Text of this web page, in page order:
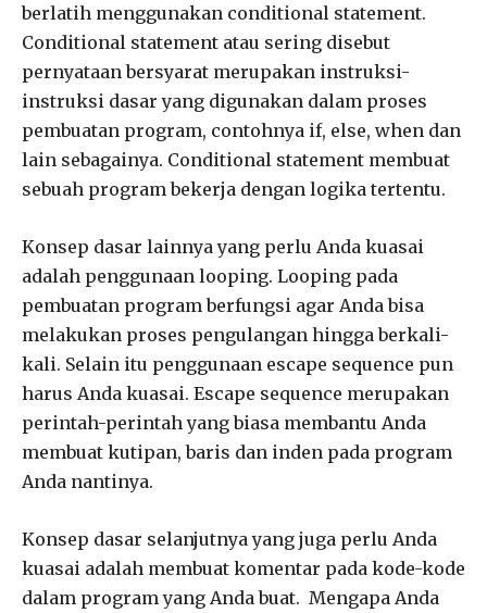
berlatih menggunakan conditional statement.
Conditional statement atau sering disebut
pernyataan bersyarat merupakan instruksi-
instruksi dasar yang digunakan dalam proses
pembuatan program, contohnya if, else, when dan
lain sebagainya. Conditional statement membuat
sebuah program bekerja dengan logika tertentu.
Konsep dasar lainnya yang perlu Anda kuasai
adalah penggunaan looping. Looping pada
pembuatan program berfungsi agar Anda bisa
melakukan proses pengulangan hingga berkali-
kali. Selain itu penggunaan escape sequence pun
harus Anda kuasai. Escape sequence merupakan
perintah-perintah yang biasa membantu Anda
membuat kutipan, baris dan inden pada program
Anda nantinya.
Konsep dasar selanjutnya yang juga perlu Anda
kuasai adalah membuat komentar pada kode-kode
dalam program yang Anda buat. Mengapa Anda